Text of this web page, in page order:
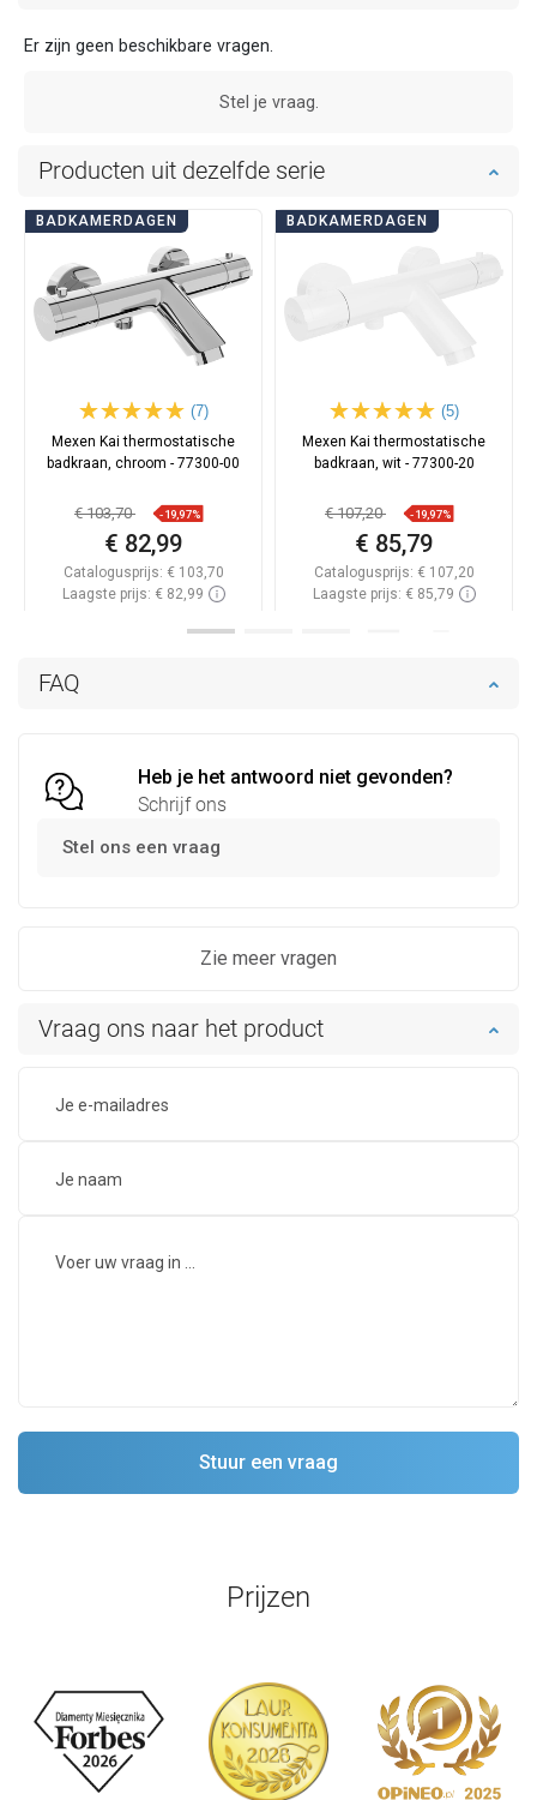
FAQ
Heb je het antwoord niet gevonden?
Schrijf ons
Stel ons een vraag
Zie meer vragen
Er zijn geen beschikbare vragen.
Stel je vraag.
Vraag ons naar het product
Producten uit dezelfde serie
BADKAMERDAGEN
(7)
Mexen Kai thermostatische
badkraan, chroom - 77300-00
€ 103,70 -19,97%
€ 82,99
Catalogusprijs: € 103,70
Laagste prijs: € 82,99
BADKAMERDAGEN
(5)
Mexen Kai thermostatische
badkraan, wit - 77300-20
€ 107,20 -19,97%
€ 85,79
Catalogusprijs: € 107,20
Laagste prijs: € 85,79
Prijzen